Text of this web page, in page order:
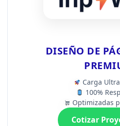
DISEÑO DE
Carga
100%
Optimizadas
Cotizar